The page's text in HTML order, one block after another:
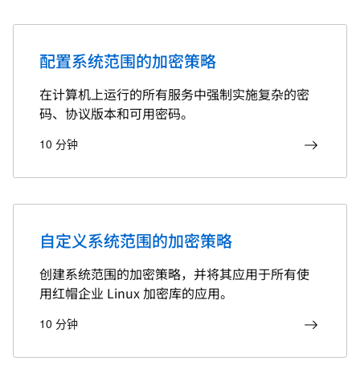
配置系统范围的加密策略
在计算机上运行的所有服务中强制实施复杂的密
码、协议版本和可用密码。
10 分钟
自定义系统范围的加密策略
创建系统范围的加密策略，并将其应用于所有使
用红帽企业 Linux 加密库的应用。
10 分钟